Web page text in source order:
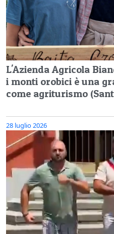
L'Azienda Agricola
i monti orobici è una
come agriturismo
28 luglio 2026